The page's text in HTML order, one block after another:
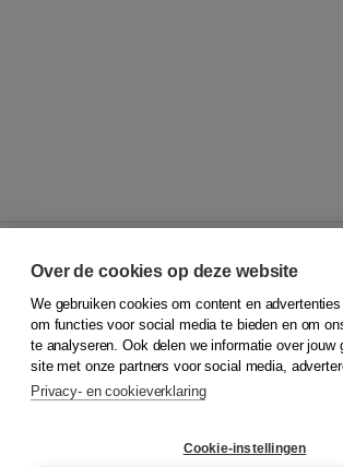
© 2026Koninklijke Boom uitgevers
Klantenservice
Service & informatie
Contact
Over de cookies op deze website
We gebruiken cookies om content en
om functies voor social media te bieden en om
te analyseren. Ook delen we informatie over jouw
site met onze partners voor social media,
Privacy- en cookieverklaring
Cookie-instellingen